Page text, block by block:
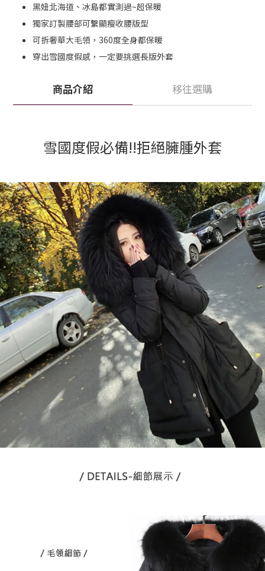
黑妞北海道、冰島都實測過~超保暖
獨家訂製腰部可繫顯瘦收腰版型
可拆奢華大毛領，360度全身都保暖
穿出雪國度假感，一定要挑選長版外套
商品介紹 移往選購
雪國度假必備!!拒絕臃腫外套